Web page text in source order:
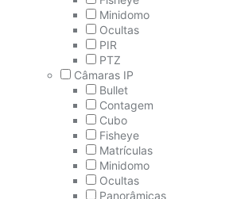
Minidomo
Ocultas
PIR
PTZ
Câmaras IP
Bullet
Contagem
Cubo
Fisheye
Matrículas
Minidomo
Ocultas
Panorâmicas